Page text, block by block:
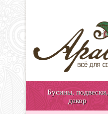
Бусины, подвески,
декор